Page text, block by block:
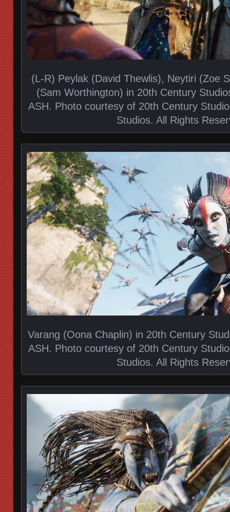
(L-R) Peylak (David Thewlis), Neytiri (Zoe
(Sam Worthington) in 20th Century
ASH. Photo courtesy of 20th Century
Studios. All Rights
Varang (Oona Chaplin) in 20th Century
ASH. Photo courtesy of 20th Century
Studios. All Rights